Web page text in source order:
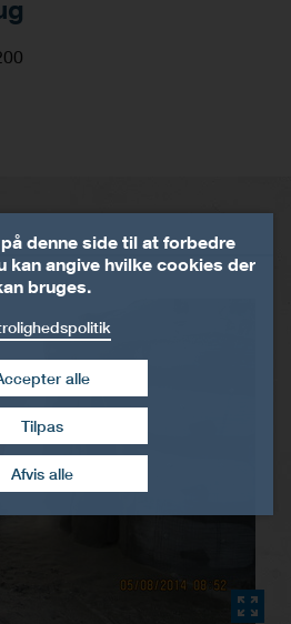
denne side til at forbedre
kan angive hvilke cookies der
bruges.
Afvis alle
alle
tilbage
Tilpas